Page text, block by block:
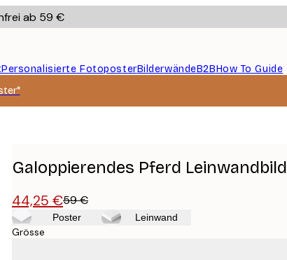
ab 59 €
Personalisierte FotoposterBilderwändeB2BHow To Guide
Galoppierendes Pferd Leinwandbild
44,25 €59 €
Poster Leinwand
Grösse